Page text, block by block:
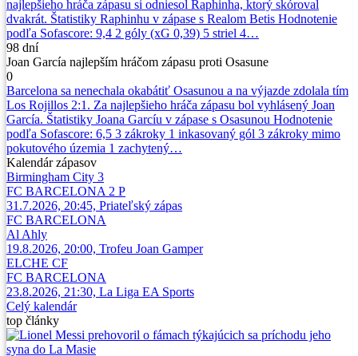
najlepšieho hráča zápasu si odniesol Raphinha, ktorý skóroval
dvakrát. Štatistiky Raphinhu v zápase s Realom Betis Hodnotenie
podľa Sofascore: 9,4 2 góly (xG 0,39) 5 striel 4…
98 dní
Joan García najlepším hráčom zápasu proti Osasune
0
Barcelona sa nenechala okabátiť Osasunou a na výjazde zdolala tím
Los Rojillos 2:1. Za najlepšieho hráča zápasu bol vyhlásený Joan
García. Štatistiky Joana Garcíu v zápase s Osasunou Hodnotenie
podľa Sofascore: 6,5 3 zákroky 1 inkasovaný gól 3 zákroky mimo
pokutového územia 1 zachytený…
Kalendárzápasov
Birmingham City 3
FC BARCELONA 2 P
31.7.2026, 20:45, Priateľský zápas
FC BARCELONA
Al Ahly
19.8.2026, 20:00, Trofeu Joan Gamper
ELCHE CF
FC BARCELONA
23.8.2026, 21:30, La Liga EA Sports
Celý kalendár
top články